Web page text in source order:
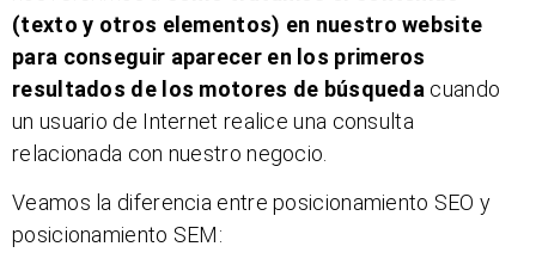
(texto y otros elementos) en nuestro website
para conseguir aparecer en los primeros
resultados de los motores de búsqueda cuando
un usuario de Internet realice una consulta
relacionada con nuestro negocio.
Veamos la diferencia entre posicionamiento SEO y
posicionamiento SEM: